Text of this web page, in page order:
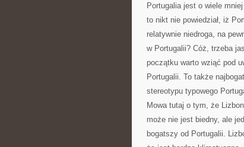
Portugalia jest o wiele
to nikt nie powiedział, iż
relatywnie niedroga, na
w Portugalii? Cóż, trzeba
początku warto wziąć pod
Portugalii. To także
stereotypu typowego
Mowa tutaj o tym, że
może nie jest biedny, ale
bogatszy od Portugalii.